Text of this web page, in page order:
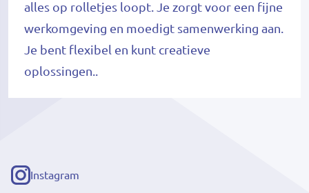
alles op rolletjes loopt. Je zorgt voor een fijne
werkomgeving en moedigt samenwerking aan.
Je bent flexibel en kunt creatieve
oplossingen..
Instagram
(externe